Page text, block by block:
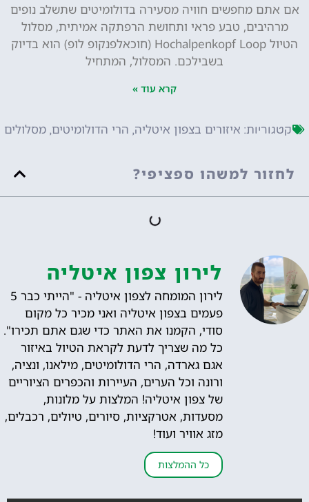
אם אתם מחפשים חוויה מסעירה בדולומיטים שתשלב נופים
מרהיבים, טבע פראי ותחושת הרפתקה אמיתית, מסלול
הטיול Hochalpenkopf Loop (חוכאלפנקופ לופ) הוא בדיוק
בשבילכם. המסלול, המתחיל
קרא עוד »
קטגוריות: איזורים בצפון איטליה, הרי הדולומיטים, מסלולים
לחזור למשהו ספציפי?
לירון צפון איטליה
לירון המומחה לצפון איטליה - "הייתי כבר 5
פעמים בצפון איטליה ואני מכיר כל מקום
סודי, הקמנו את האתר כדי שגם אתם תכירו".
כל מה שצריך לדעת לקראת הטיול באיזור
אגם גארדה, הרי הדולומיטים, מילאנו, ונציה,
ורונה וכל הערים, העיירות והכפרים הציוריים
של צפון איטליה! המלצות על מלונות,
מסעדות, אטרקציות, סיורים, טיולים, רכבלים,
מזג אוויר ועוד!
כל ההמלצות